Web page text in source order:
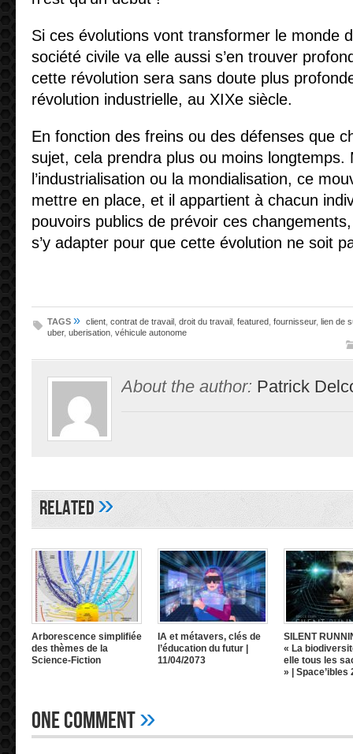
Si ces évolutions vont transformer le monde
société civile va elle aussi s’en trouver
cette révolution sera sans doute plus
révolution industrielle, au XIXe siècle.
En fonction des freins ou des défenses que
sujet, cela prendra plus ou moins longtemps.
l’industrialisation ou la mondialisation, ce
mettre en place, et il appartient à chacun
pouvoirs publics de prévoir ces
s’y adapter pour que cette évolution ne soit
TAGS » client contrat de travail droit du travail featured fournisseur, lien de
uber, uberisation véhicule autonome
About the author: Patrick
Related»
Arborescence simplifiée
des thèmes de la
Science-Fiction
IA et métavers, clés de
l’éducation du futur |
11/04/2073
SILENT
« La
elle tous les
» | Space’ibles
One Comment»